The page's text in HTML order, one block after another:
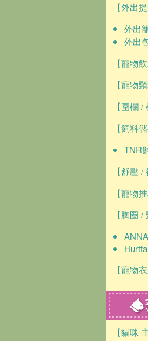
【外出提
外出
外出
【寵物
【寵物
【圍欄 /
【飼料
TNR
【舒壓 /
【寵物推
【胸圈 /
Hurtta
【寵物
【貓咪-